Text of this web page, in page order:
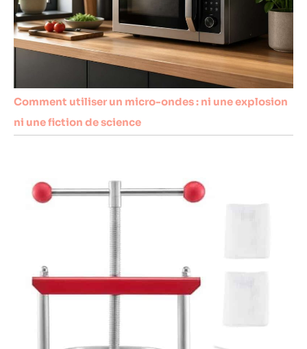
Comment utiliser un micro-ondes : ni une explosion
ni une fiction de science